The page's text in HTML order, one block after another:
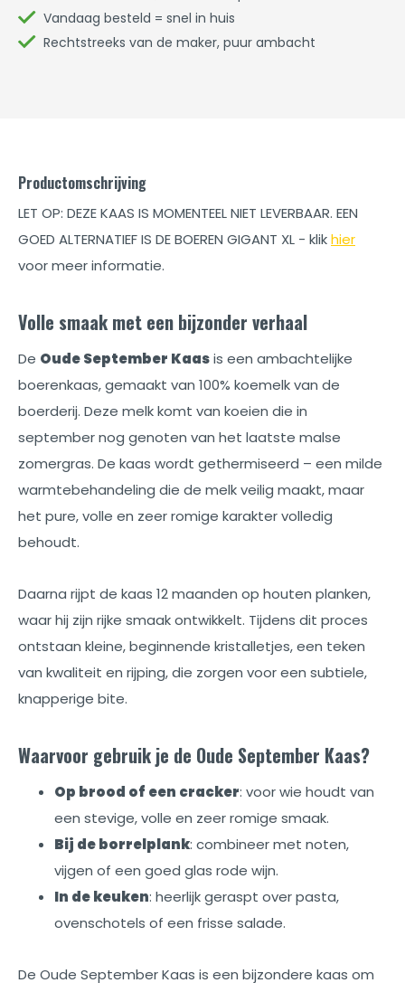
Vandaag besteld = snel in huis
Rechtstreeks van de maker, puur ambacht
Productomschrijving
LET OP: DEZE KAAS IS MOMENTEEL NIET LEVERBAAR. EEN
GOED ALTERNATIEF IS DE BOEREN GIGANT XL - klikhier
voor meer informatie.
Volle smaak met een bijzonder verhaal
De Oude September Kaasis een ambachtelijke
boerenkaas, gemaakt van 100% koemelk van de
boerderij. Deze melk komt van koeien die in
september nog genoten van het laatste malse
zomergras. De kaas wordt gethermiseerd – een milde
warmtebehandeling die de melk veilig maakt, maar
het pure, volle en zeer romige karakter volledig
behoudt.
Daarna rijpt de kaas 12 maanden op houten planken,
waar hij zijn rijke smaak ontwikkelt. Tijdens dit proces
ontstaan kleine, beginnende kristalletjes, een teken
van kwaliteit en rijping, die zorgen voor een subtiele,
knapperige bite.
Waarvoor gebruik je de Oude September Kaas?
Op brood of een cracker: voor wie houdt van
een stevige, volle en zeer romige smaak.
Bij de borrelplank: combineer met noten,
vijgen of een goed glas rode wijn.
In de keuken: heerlijk geraspt over pasta,
ovenschotels of een frisse salade.
De Oude September Kaas is een bijzondere kaas om